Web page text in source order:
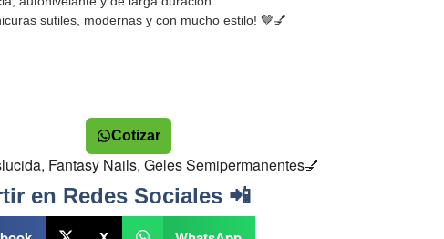
sutiles, modernas y con mucho estilo! 🤎💅
Cotizar
, Fantasy Nails, Geles Semipermanentes💅
en Redes Sociales 📲